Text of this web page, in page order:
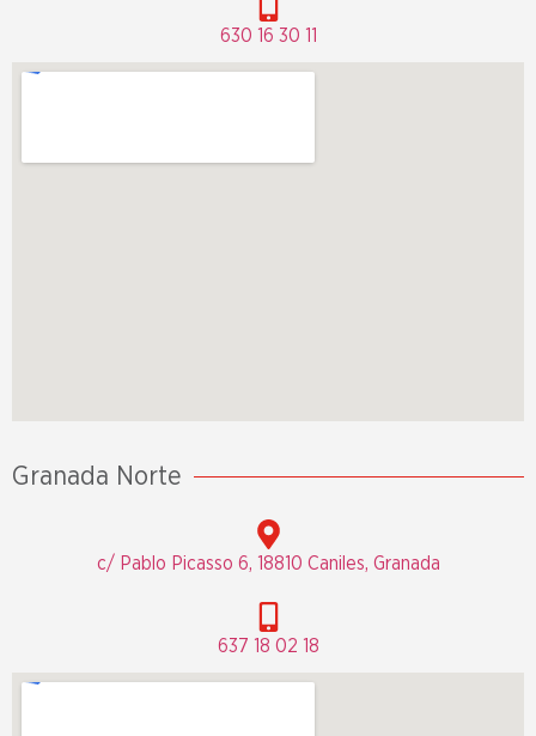
630 16 30 11
Granada Norte
c/ Pablo Picasso 6, 18810 Caniles, Granada
637 18 02 18